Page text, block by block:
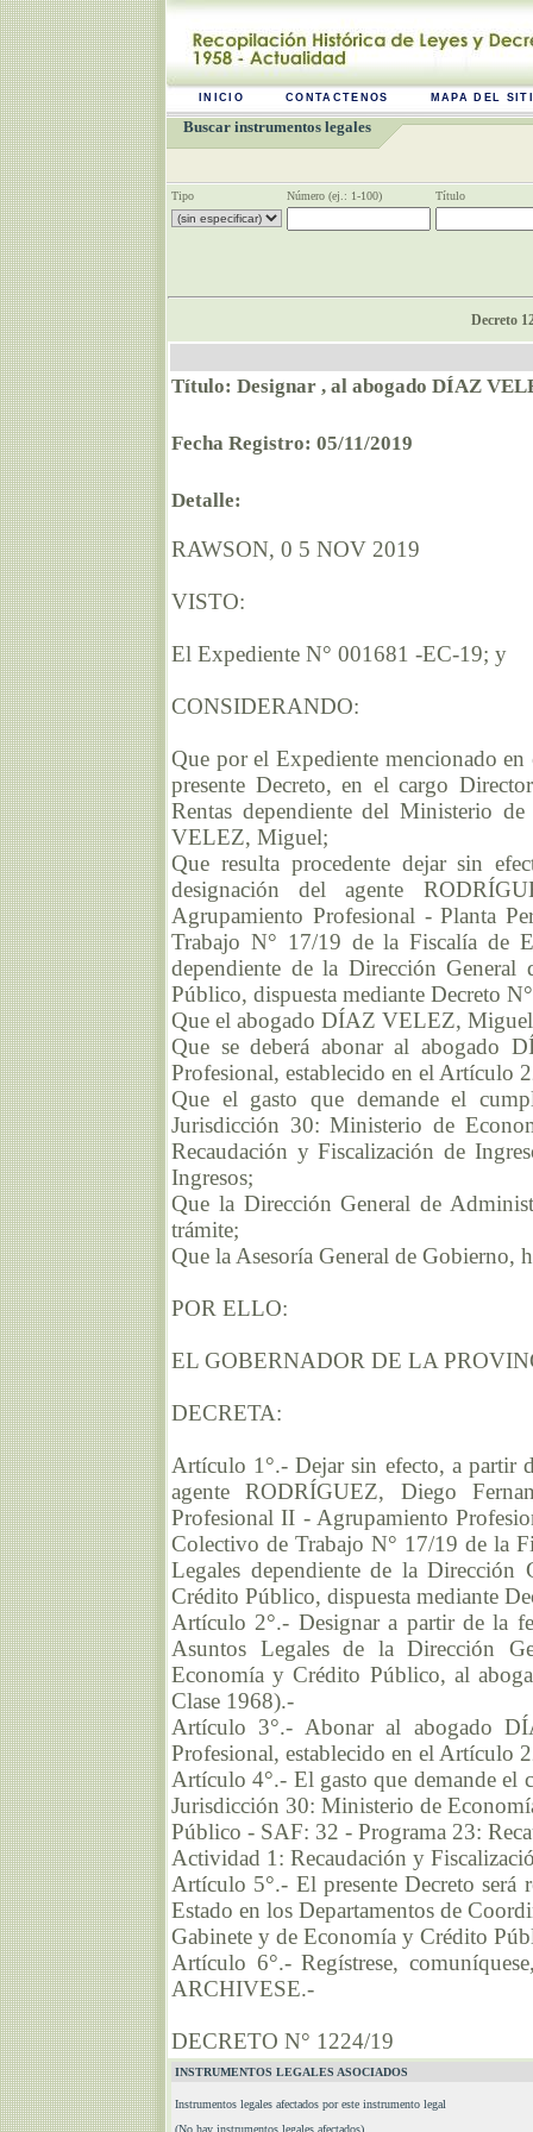
INICIO CONTACTENOS MAPA DEL
Buscar instrumentos legales
Tipo Número (ej.: 1-100) Título
Decreto
Título: Designar , al abogado DÍAZ
Fecha Registro: 05/11/2019
Detalle:
RAWSON, 0 5 NOV 2019
VISTO:
El Expediente N° 001681 -EC-19; y
CONSIDERANDO:
Que por el Expediente mencionado
presente Decreto, en el cargo
Rentas dependiente del Ministerio
VELEZ, Miguel;
Que resulta procedente dejar sin
designación del agente
Agrupamiento Profesional - Planta
Trabajo N° 17/19 de la Fiscalía de
dependiente de la Dirección
Público, dispuesta mediante Decreto
Que el abogado DÍAZ VELEZ, Miguel
Que se deberá abonar al abogado
Profesional, establecido en el Artículo
Que el gasto que demande el
Jurisdicción 30: Ministerio de
Recaudación y Fiscalización de
Ingresos;
Que la Dirección General de
trámite;
Que la Asesoría General de Gobierno,
POR ELLO:
EL GOBERNADOR DE LA
DECRETA:
Artículo 1°.- Dejar sin efecto, a partir
agente RODRÍGUEZ, Diego
Profesional II - Agrupamiento
Colectivo de Trabajo N° 17/19 de la
Legales dependiente de la
Crédito Público, dispuesta mediante
Artículo 2°.- Designar a partir de la
Asuntos Legales de la Dirección
Economía y Crédito Público, al
Clase 1968).-
Artículo 3°.- Abonar al abogado
Profesional, establecido en el Artículo
Artículo 4°.- El gasto que demande el
Jurisdicción 30: Ministerio de
Público - SAF: 32 - Programa 23:
Actividad 1: Recaudación y
Artículo 5°.- El presente Decreto será
Estado en los Departamentos de
Gabinete y de Economía y Crédito
Artículo 6°.- Regístrese,
ARCHIVESE.-
DECRETO N° 1224/19
INSTRUMENTOS LEGALES ASOCIADOS
Instrumentos legales afectados por este instrumento legal